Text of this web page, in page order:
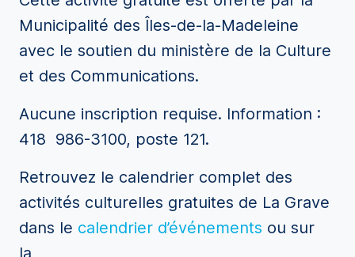
Municipalité des Îles-de-la-Madeleine
avec le soutien du ministère de la Culture
et des Communications.
Aucune inscription requise. Information :
418 986-3100, poste 121.
Retrouvez le calendrier complet des
activités culturelles gratuites de La Grave
dans le calendrier d’événements ou sur
la